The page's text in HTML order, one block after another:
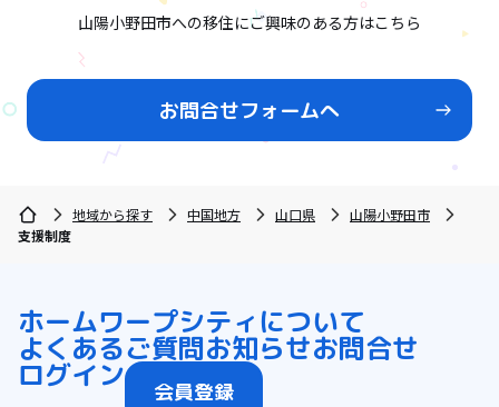
山陽小野田市への移住にご興味のある方はこちら
お問合せフォームへ
地域から探す 中国地方 山口県
山陽小野田市
支援制度
ホームワープシティについて
よくあるご質問お知らせお問合せ
ログイン 会員登録